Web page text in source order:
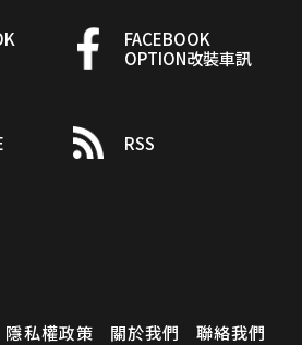
FACEBOOK
OPTION改裝車訊
RSS
隱私權政策 關於我們 聯絡我們